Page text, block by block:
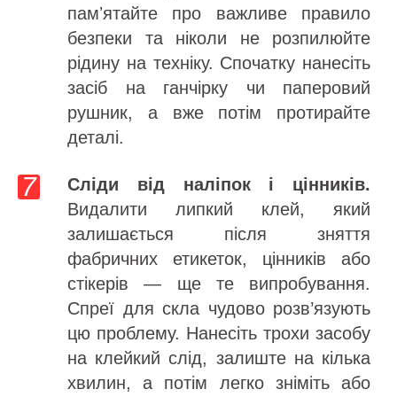
памʼятайте про важливе правило
безпеки та ніколи не розпилюйте
рідину на техніку. Спочатку нанесіть
засіб на ганчірку чи паперовий
рушник, а вже потім протирайте
деталі.
Сліди від наліпок і цінників.
Видалити липкий клей, який
залишається після зняття
фабричних етикеток, цінників або
стікерів — ще те випробування.
Спреї для скла чудово розв’язують
цю проблему. Нанесіть трохи засобу
на клейкий слід, залиште на кілька
хвилин, а потім легко зніміть або